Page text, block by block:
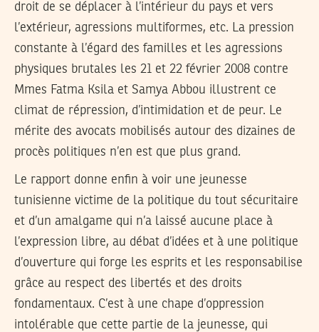
droit de se déplacer à l’intérieur du pays et vers
l’extérieur, agressions multiformes, etc. La pression
constante à l’égard des familles et les agressions
physiques brutales les 21 et 22 février 2008 contre
Mmes Fatma Ksila et Samya Abbou illustrent ce
climat de répression, d’intimidation et de peur. Le
mérite des avocats mobilisés autour des dizaines de
procès politiques n’en est que plus grand.
Le rapport donne enfin à voir une jeunesse
tunisienne victime de la politique du tout sécuritaire
et d’un amalgame qui n’a laissé aucune place à
l’expression libre, au débat d’idées et à une politique
d’ouverture qui forge les esprits et les responsabilise
grâce au respect des libertés et des droits
fondamentaux. C’est à une chape d’oppression
intolérable que cette partie de la jeunesse, qui